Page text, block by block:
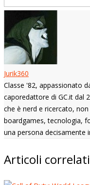
Jurik360
Classe '82, appassionato
caporedattore di GC.it dal
che è nerd e ricercato,
boardgames, tecnologia,
una persona decisamente
Articoli correlati